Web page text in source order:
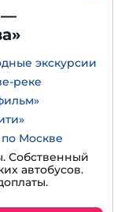
—
экскурсии
реке
Москве
Собственный
автобусов.